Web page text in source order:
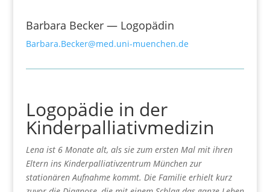
Barbara Becker — Logopädin
Barbara.Becker@med.uni-muenchen.de
Logopädie in der
Kinderpalliativmedizin
Lena ist 6 Monate alt, als sie zum ersten Mal mit ihren
Eltern ins Kinderpalliativzentrum München zur
stationären Aufnahme kommt. Die Familie erhielt kurz